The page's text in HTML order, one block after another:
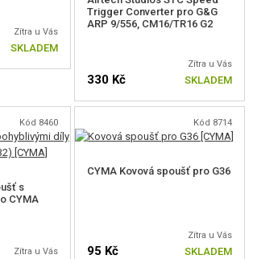
KAMERY
POPRUHY
Zítra u Vás
SKLADEM
Trigger Converter pro G&G
ARP 9/556, CM16/TR16 G2
Zítra u Vás
330 Kč SKLADEM
Kód 8460
s
CYMA
Zítra u Vás
Kód 8714
CYMA Kovová spoušť pro G36
Zítra u Vás
95 Kč SKLADEM